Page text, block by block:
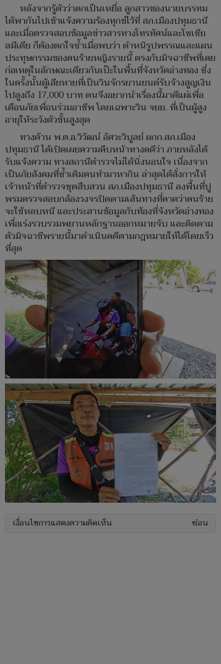
หลังจากรู้ตัวว่าตกเป็นเหยื่อ ลูกสาวของนายบรรทม
ได้พากันไปเข้าแจ้งความร้องทุกข์ไว้ที่ สภ.เมืองปทุมธานี
และเมื่อตรวจสอบข้อมูลข่าวสารทางโทรทัศน์และโซเชีย
ลมีเดีย ก็ต้องตกใจซ้ำเมื่อพบว่า ตำหนิรูปพรรณและแผน
ประทุษกรรมของคนร้ายหญิงรายนี้ ตรงกับมิจฉาชีพที่เคย
ก่อเหตุในลักษณะเดียวกันเป๊ะในพื้นที่จังหวัดอ่างทอง ซึ่ง
ในครั้งนั้นผู้เสียหายที่เป็นวินจักรยานยนต์รับจ้างสูญเงิน
ไปสูงถึง 17,000 บาท ตนจึงอยากนำเรื่องนี้มาตีแผ่เพื่อ
เตือนภัยเพื่อนร่วมอาชีพ โดยเฉพาะวิน จยย. ที่เป็นผู้สูง
อายุให้ระวังตัวขั้นสูงสุด
ทางด้าน พ.ต.อ.วิวัฒน์ อัศวะวิบูลย์ ผกก.สภ.เมือง
ปทุมธานี ได้เปิดเผยความคืบหน้าทางคดีว่า ภายหลังได้
รับแจ้งความ ทางสถานีตำรวจไม่ได้นิ่งนอนใจ เนื่องจาก
เป็นภัยสังคมที่ซ้ำเติมคนทำมาหากิน ล่าสุดได้สั่งการให้
เจ้าหน้าที่ตำรวจชุดสืบสวน สภ.เมืองปทุมธานี ลงพื้นที่ปู
พรมตรวจสอบกล้องวงจรปิดตามเส้นทางที่คาดว่าคนร้าย
จะใช้หลบหนี และประสานข้อมูลกับท้องที่จังหวัดอ่างทอง
เพื่อเร่งรวบรวมพยานหลักฐานออกหมายจับ และติดตาม
ตัวมิจฉาชีพรายนี้มาดำเนินคดีตามกฎหมายให้ได้โดยเร็ว
ที่สุด
เงื่อนไขการแสดงความคิดเห็น ซ่อน